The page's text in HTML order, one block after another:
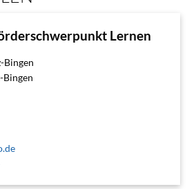
Lernen
Bingen
Bingen